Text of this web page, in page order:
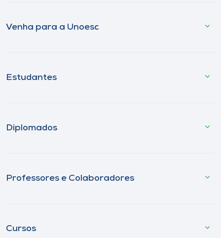
Venha para a Unoesc
Estudantes
Diplomados
Professores e Colaboradores
Cursos